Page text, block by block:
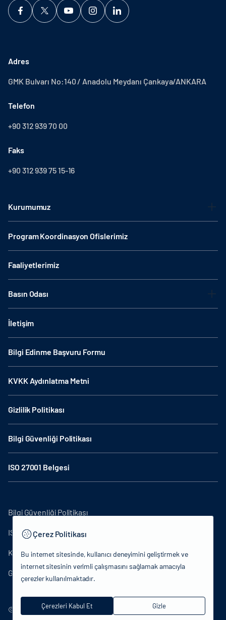
Adres
GMK Bulvarı No:140 / Anadolu Meydanı Çankaya/ANKARA
Telefon
+90 312 939 70 00
Faks
+90 312 939 75 15-16
Kurumumuz
Program Koordinasyon Ofislerimiz
Faaliyetlerimiz
Basın Odası
İletişim
Bilgi Edinme Başvuru Formu
KVKK Aydınlatma Metni
Gizlilik Politikası
Bilgi Güvenliği Politikası
ISO 27001 Belgesi
© 2024 T.C.Kütlür ve Turizm Bakanlığı - Tüm hakları saklıdır.
Bilgi Güvenliği Politikası
ISO27001
KVKK Aydınlatma Metni
Gizlilik Politikası
Çerez Politikası
Bu internet sitesinde, kullanıcı deneyimini geliştirmek ve
internet sitesinin verimli çalışmasını sağlamak amacıyla
çerezler kullanılmaktadır.
Çerezleri Kabul Et Gizle